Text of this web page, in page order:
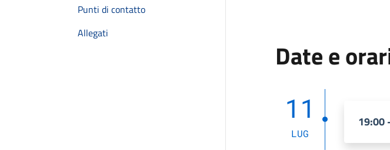
Punti di contatto
Allegati
Date e
11
LUG
19:00